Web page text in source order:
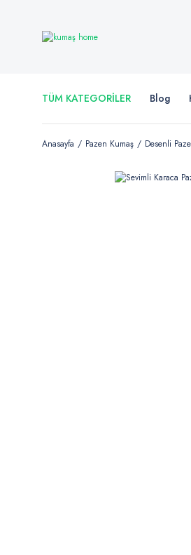
TÜM KATEGORİLER Blog
Anasayfa Pazen Kumaş Desenli